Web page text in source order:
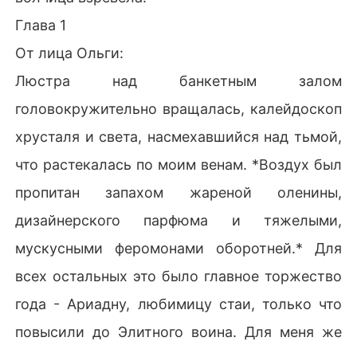
Глава 1
От лица Ольги:
Люстра над банкетным залом
головокружительно вращалась, калейдоскоп
хрусталя и света, насмехавшийся над тьмой,
что растекалась по моим венам. *Воздух был
пропитан запахом жареной оленины,
дизайнерского парфюма и тяжелыми,
мускусными феромонами оборотней.* Для
всех остальных это было главное торжество
года - Ариадну, любимицу стаи, только что
повысили до Элитного воина. Для меня же